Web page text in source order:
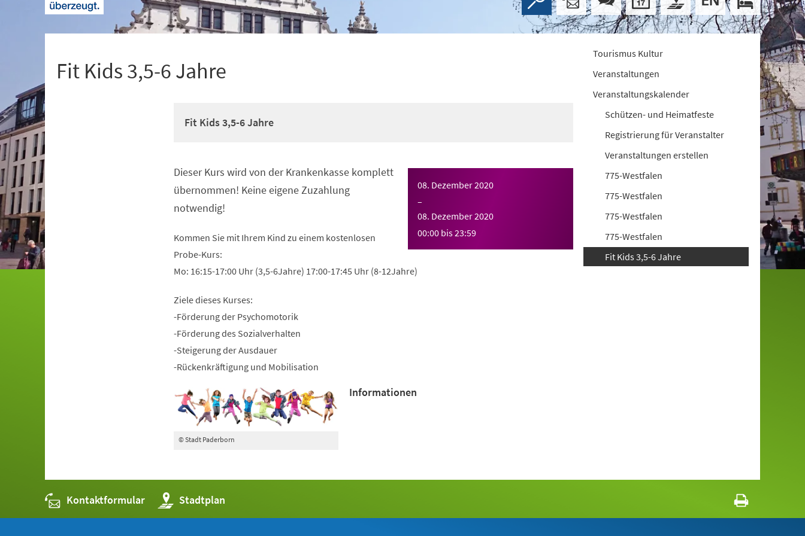
Fit Kids 3,5-6 Jahre
Fit Kids 3,5-6 Jahre
08. Dezember 2020
–
08. Dezember 2020
00:00 bis23:59
Dieser Kurs wird von der Krankenkasse komplett
übernommen! Keine eigene Zuzahlung
notwendig!
Kommen Sie mit Ihrem Kind zu einem kostenlosen
Probe-Kurs:
Mo: 16:15-17:00 Uhr (3,5-6Jahre) 17:00-17:45 Uhr (8-12Jahre)
Ziele dieses Kurses:
-Förderung der Psychomotorik
-Förderung des Sozialverhalten
-Steigerung der Ausdauer
-Rückenkräftigung und Mobilisation
© Stadt Paderborn
Informationen
Tourismus Kultur
Veranstaltungen
Veranstaltungskalender
Schützen- und Heimatfeste
Registrierung für Veranstalter
Veranstaltungen erstellen
775-Westfalen
775-Westfalen
775-Westfalen
775-Westfalen
Fit Kids 3,5-6 Jahre
Kontaktformular Stadtplan
(Öffnet
in
einem